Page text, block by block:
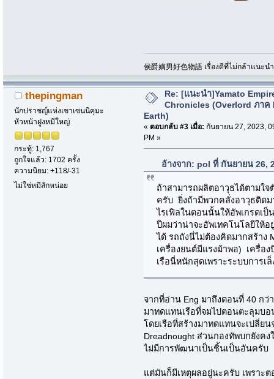
侯爵嫡男好色物語 เรื่องดีที่ไม่กล้าแนะน
thepingman
นักปราชญ์แห่งเขาเซนนิคุมะ
หัวหน้าฝูงหมีใหญ่
กระทู้: 1,767
ถูกใจแล้ว: 1702 ครั้ง
ความนิยม: +118/-31
ไม่ใช่หมีสักหน่อย
Re: [แนะนำ]Yamato
Chronicles (Overlord ภาค
Earth)
« ตอบกลับ #3 เมื่อ: กันยายน 27, 2023,
PM »
อ้างจาก: pol ที่ กันยายน 26,
ถ้าสามารถผลิตอาวุธได้ตามใ
ครับ ยิ่งถ้ามีพวกคลั่งอาวุธติดม
ไรเฟิลในตอนนั้นให้อัพเกรดเป็
ปีผมว่าน่าจะอัพเทคโนโลยีให้
ได้ รถถังนี่ไม่ต้องคิดมากสร้าง
เครื่องยนต์มีแรงม้าพอ) เครื่อ
เรือนี่หนักสุดเพราะระบบการเ
จากที่อ่าน Eng มาถึงตอนที่ 40 ก
มาทดแทนเรือที่จมไปตอนตะลุมบ
โดยเรือที่สร้างมาทดแทนจะเปลี่ยน
Dreadnought ส่วนกองทัพบกยังค
ไม่มีการพัฒนาเป็นชิ้นเป็นอันครับ
แต่มันก็มีเหตุผลอยู่นะครับ เพราะ